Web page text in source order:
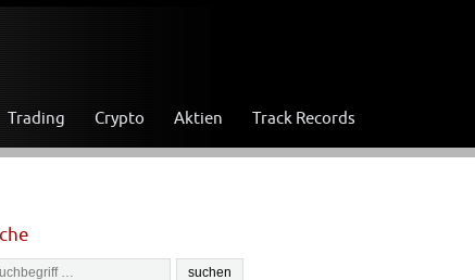
Trading Crypto Aktien Track Records